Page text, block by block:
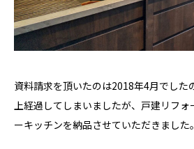
資料請求を頂いたのは2018年4月でした
上経過してしまいましたが、戸建リフ
ーキッチンを納品させていただきました。